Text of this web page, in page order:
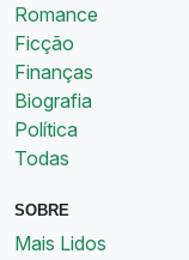
Romance
Ficção
Finanças
Biografia
Política
Todas
SOBRE
Mais Lidos